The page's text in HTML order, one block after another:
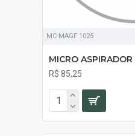
MC-MAGF 1025
MICRO ASPIRADOR
R$ 85,25